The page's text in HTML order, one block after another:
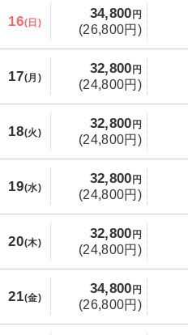
16(日)
34,800 円
(26,800円)
17(月)
32,800 円
(24,800円)
18(火)
32,800 円
(24,800円)
19(水)
32,800 円
(24,800円)
20(木)
32,800 円
(24,800円)
21(金)
34,800 円
(26,800円)